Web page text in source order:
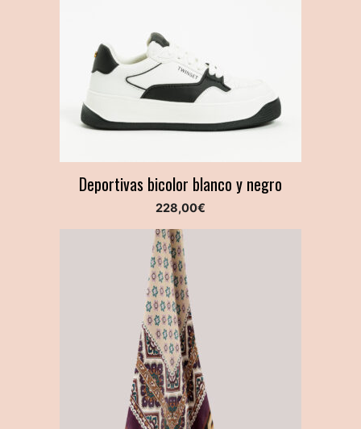
Deportivas bicolor blanco y negro
228,00€